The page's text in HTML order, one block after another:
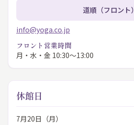
道順（フロント）
info@yoga.co.jp
フロント営業時間
月・水・金 10:30〜13:00
休館日
7月20日（月）